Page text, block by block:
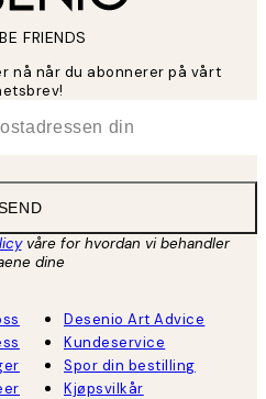
FRIENDS
nå når du abonnerer på vårt
våre for hvordan vi behandler
dine
Desenio Art Advice
Kundeservice
Spor din bestilling
Kjøpsvilkår